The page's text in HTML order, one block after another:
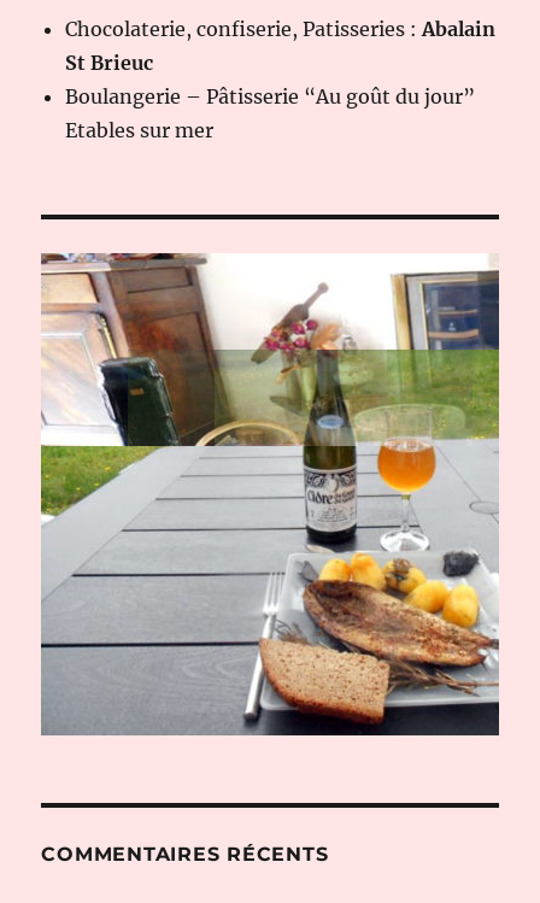
Chocolaterie, confiserie, Patisseries :Abalain
St Brieuc
Boulangerie – Pâtisserie “Au goût du jour”
Etables sur mer
COMMENTAIRES RÉCENTS